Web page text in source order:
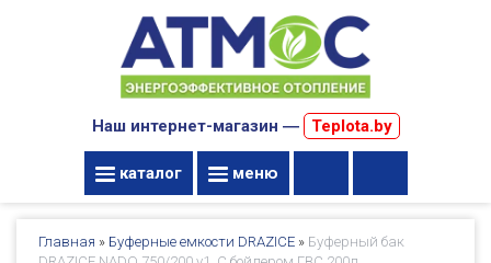
Наш интернет-магазин ― Teplota.by
каталог меню
Главная » Буферные емкости DRAZICE » Буферный бак